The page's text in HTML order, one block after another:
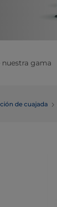
nuestra gama
de cuajada